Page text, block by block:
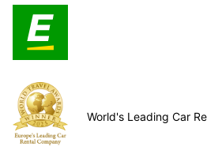
World's Leading Car